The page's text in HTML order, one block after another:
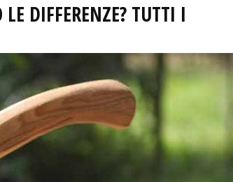
DIFFERENZE? TUTTI I